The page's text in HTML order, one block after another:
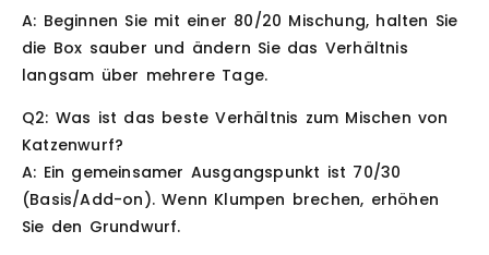
A: Beginnen Sie mit einer 80/20 Mischung, halten Sie
die Box sauber und ändern Sie das Verhältnis
langsam über mehrere Tage.
Q2: Was ist das beste Verhältnis zum Mischen von
Katzenwurf?
A: Ein gemeinsamer Ausgangspunkt ist 70/30
(Basis/Add-on). Wenn Klumpen brechen, erhöhen
Sie den Grundwurf.